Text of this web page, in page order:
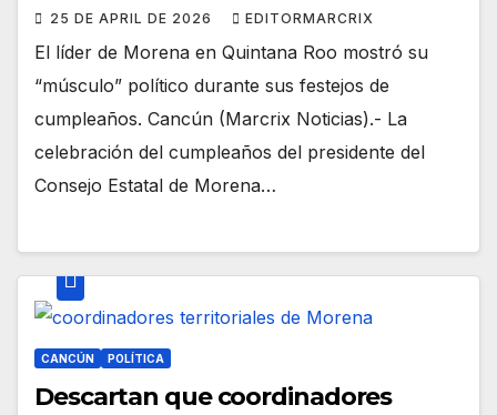
25 DE APRIL DE 2026 EDITORMARCRIX
El líder de Morena en Quintana Roo mostró su
“músculo” político durante sus festejos de
cumpleaños. Cancún (Marcrix Noticias).- La
celebración del cumpleaños del presidente del
Consejo Estatal de Morena…
CANCÚN POLÍTICA
Descartan que coordinadores